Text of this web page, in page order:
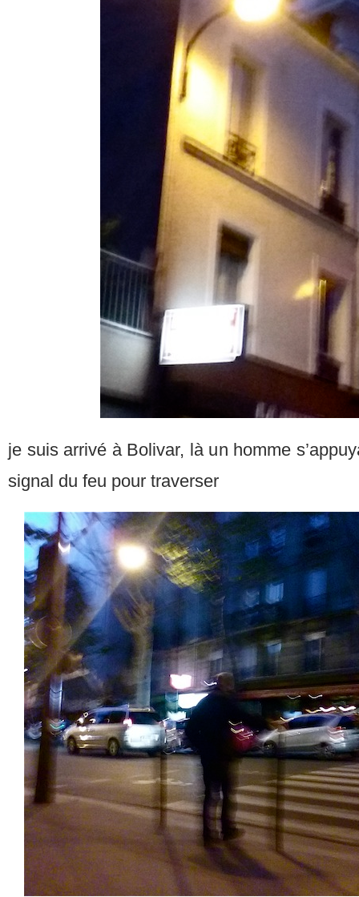
je suis arrivé à Bolivar, là un homme
signal du feu pour traverser